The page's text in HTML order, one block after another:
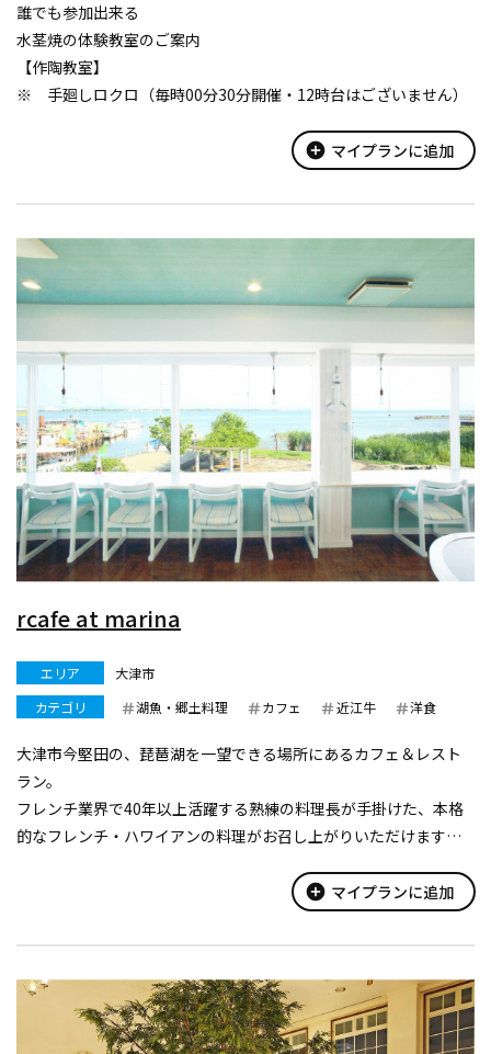
誰でも参加出来る
水茎焼の体験教室のご案内
【作陶教室】
※ 手廻しロクロ（毎時00分30分開催・12時台はございません）
抹茶茶碗・マグカップ・湯呑など
...
add_circle マイプランに追加
rcafe at marina
エリア
大津市
カテゴリ
湖魚・郷土料理 カフェ 近江牛 洋食
大津市今堅田の、琵琶湖を一望できる場所にあるカフェ＆レスト
ラン。
フレンチ業界で40年以上活躍する熟練の料理長が手掛けた、本格
的なフレンチ・ハワイアンの料理がお召し上がりいただけます。
add_circle マイプランに追加